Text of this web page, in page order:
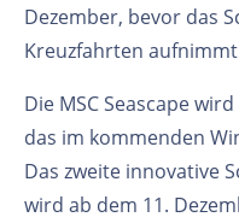
Dezember, bevor das
Kreuzfahrten
Die MSC Seascape
das im kommenden
Das zweite innovative
wird ab dem 11.